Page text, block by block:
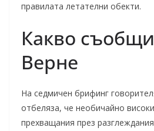
правилата летателни обекти.
Какво
Верне
На седмичен брифинг
отбеляза, че необичайно
прехващания през